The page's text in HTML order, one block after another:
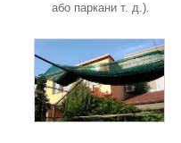
або паркани т. д.).